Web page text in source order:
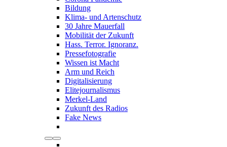
Bildung
Klima- und Artenschutz
30 Jahre Mauerfall
Mobilität der Zukunft
Hass. Terror. Ignoranz.
Pressefotografie
Wissen ist Macht
Arm und Reich
Digitalisierung
Elitejournalismus
Merkel-Land
Zukunft des Radios
Fake News